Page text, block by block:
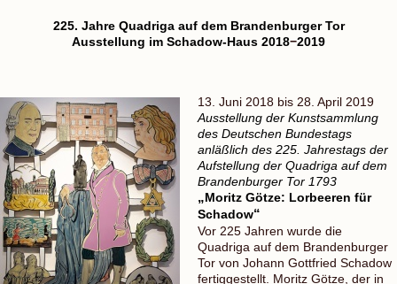
225. Jahre Quadriga auf dem Brandenburger Tor
Ausstellung im Schadow-Haus 2018−2019
13. Juni 2018 bis 28. April 2019
Ausstellung der Kunstsammlung
des Deutschen Bundestags
anläßlich des 225. Jahrestags der
Aufstellung der Quadriga auf dem
Brandenburger Tor 1793
„Moritz Götze: Lorbeeren für
Schadow“
Vor 225 Jahren wurde die
Quadriga auf dem Brandenburger
Tor von Johann Gottfried Schadow
fertiggestellt. Moritz Götze, der in